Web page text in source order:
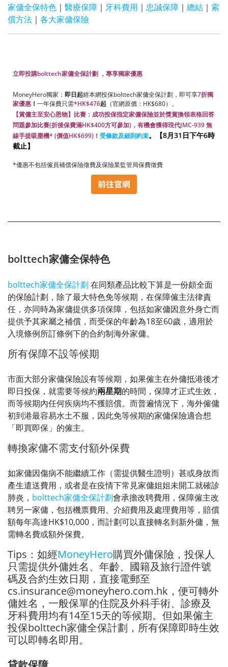
家傭全保特色 ｜ 醫療保障 ｜ 牙科費用 ｜ 忠誠保障 ｜ 總結 ｜ 索
償方法 ｜ 各大家傭保險
立即投購bolttech家傭全保計劃 ，專享獨家優惠
MoneyHero獨家： 即日起經本網投保bolttech家傭全保計劃，即可享7折獨
家優惠 ！ 一年保費只需*HK$476起 （官網原價：HK$680）。
【賞傭主至安心恩物】比賽：成功投保指定家傭保險並於獎賞換領表格回答
問題參加比賽(折後保費滿HK$400方可參加)，有機會獲得現代JMC-939 無
線手提吸塵機* (價值HK$699)！ 受條款及細則約束。【8月31日下午6時
截止】
*優惠不包括僱員補償保險徵費及保險業監管局保費徵費
bolttech家傭全保特色
bolttech家傭全保計劃 在同類產品比較下算是一份頗全面
的保險計劃，除了最大特色免等候期，在保障僱主法律責
任，亦同時為家傭提供多項保障，包括如家傭因意外身亡而
提供予其家屬之補償，而受保的年齡為18至60歲，適用於
入境條例所訂條例下的合約制海外家傭。
所有保障不設等候期
市面大部分家傭保險設有等候期，如果僱主在外傭抵港後才
即日投保，就需要等候約兩星期的時間，保障才正式生效，
而等候期內任何疾病均不獲賠償。而普遍情況下，海外僱傭
初到港最容易水土不服，因此免等候期的家傭保險適合想
「即買即保」的僱主。
轉換家傭不需支付額外保費
如家傭因傷病不能繼續工作（需提供醫生證明）甚或身故而
產生遣送費用，或者是在疫情下常見家傭姐姐未開工就確診
肺炎， bolttech家傭全保計劃會承擔改聘費用，保障僱主改
聘另一家傭，包括機票費用、介紹費用及處理費用等，賠償
額每年高達HK$10,000，而計劃可以直接轉名到新外傭，無
需轉名費或額外保費。
Tips：如經MoneyHero購買外傭保險，投保人
只需提供外傭姓名、年齡、國籍及旅行證件號
碼及合約生效日期，直接電郵至
cs.insurance@moneyhero.com.hk，便可轉外
傭姓名，一般保單的住院及外科手術、診療及
牙科費用均有14至15天的等候期。但如果僱主
投保bolttech家傭全保計劃，所有保障即時生效
可以即轉名即用。